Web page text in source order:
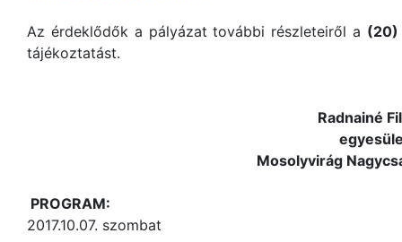
Az érdeklődők a pályázat további részleteiről a (20)
tájékoztatást.
Radnainé Filep
egyesületi
Mosolyvirág Nagycsaládosok
PROGRAM:
2017.10.07. szombat